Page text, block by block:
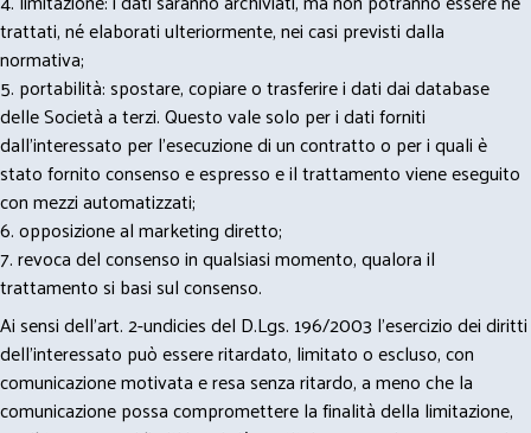
trattati, né elaborati ulteriormente, nei casi previsti dalla
normativa;
5. portabilità: spostare, copiare o trasferire i dati dai database
delle Società a terzi. Questo vale solo per i dati forniti
dall’interessato per l’esecuzione di un contratto o per i quali è
stato fornito consenso e espresso e il trattamento viene eseguito
con mezzi automatizzati;
6. opposizione al marketing diretto;
7. revoca del consenso in qualsiasi momento, qualora il
trattamento si basi sul consenso.
Ai sensi dell’art. 2-undicies del D.Lgs. 196/2003 l’esercizio dei diritti
dell’interessato può essere ritardato, limitato o escluso, con
comunicazione motivata e resa senza ritardo, a meno che la
comunicazione possa compromettere la finalità della limitazione,